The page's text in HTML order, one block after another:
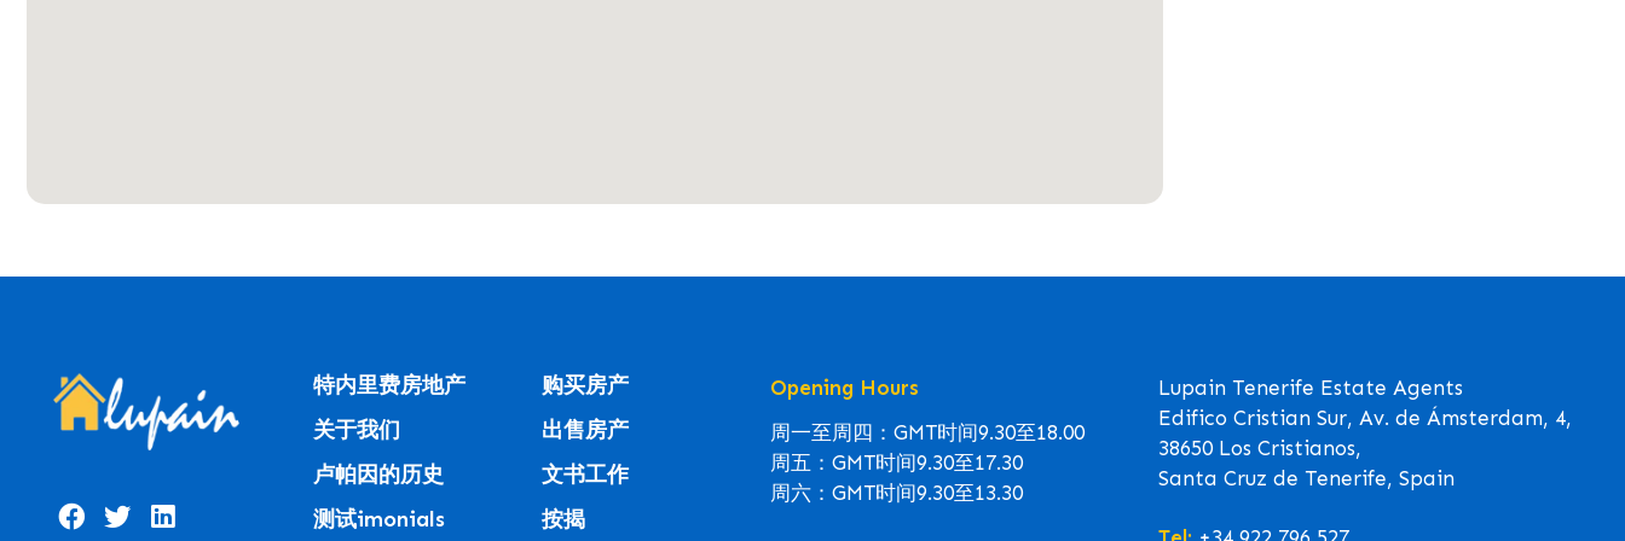
特内里费房地产
关于我们
卢帕因的历史
测试imonials
购买房产
出售房产
文书工作
按揭
Opening Hours
周一至周四：GMT时间9.30至18.00
周五：GMT时间9.30至17.30
周六：GMT时间9.30至13.30
Lupain Tenerife Estate Agents
Edifico Cristian Sur, Av. de Ámsterdam, 4,
38650 Los Cristianos,
Santa Cruz de Tenerife, Spain